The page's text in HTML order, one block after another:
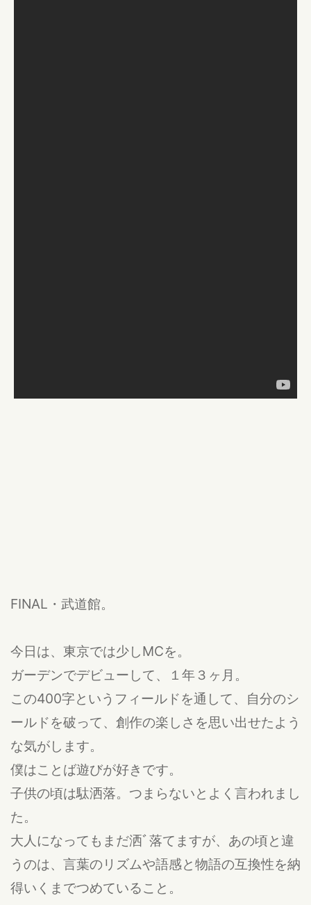
FINAL・武道館。
今日は、東京では少しMCを。
ガーデンでデビューして、１年３ヶ月。
この400字というフィールドを通して、自分のシ
ールドを破って、創作の楽しさを思い出せたよう
な気がします。
僕はことば遊びが好きです。
子供の頃は駄洒落。つまらないとよく言われまし
た。
大人になってもまだ洒ﾞ落てますが、あの頃と違
うのは、言葉のリズムや語感と物語の互換性を納
得いくまでつめていること。